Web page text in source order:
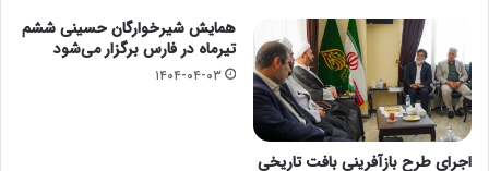
اجرای طرح بازآفرینی بافت تاریخی
همایش شیرخوارگان حسینی ششم
تیرماه در فارس برگزار می‌شود
۱۴۰۴-۰۴-۰۳